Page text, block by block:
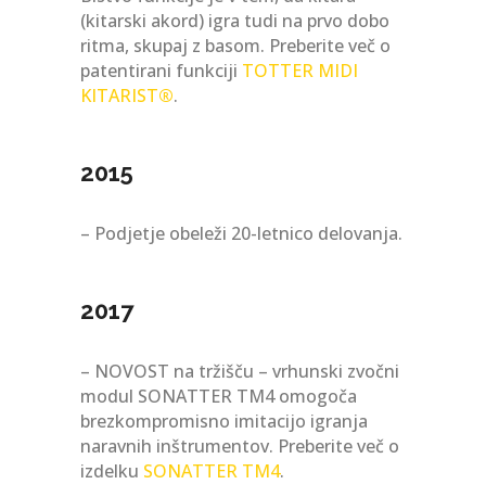
(kitarski akord) igra tudi na prvo dobo
ritma, skupaj z basom. Preberite več o
patentirani funkciji TOTTER MIDI
KITARIST®.
2015
– Podjetje obeleži 20-letnico delovanja.
2017
– NOVOST na tržišču – vrhunski zvočni
modul SONATTER TM4 omogoča
brezkompromisno imitacijo igranja
naravnih inštrumentov. Preberite več o
izdelku SONATTER TM4.